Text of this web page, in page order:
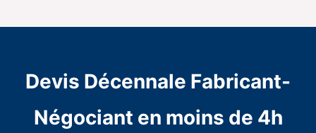
Devis Décennale Fabricant-
Négociant en moins de 4h